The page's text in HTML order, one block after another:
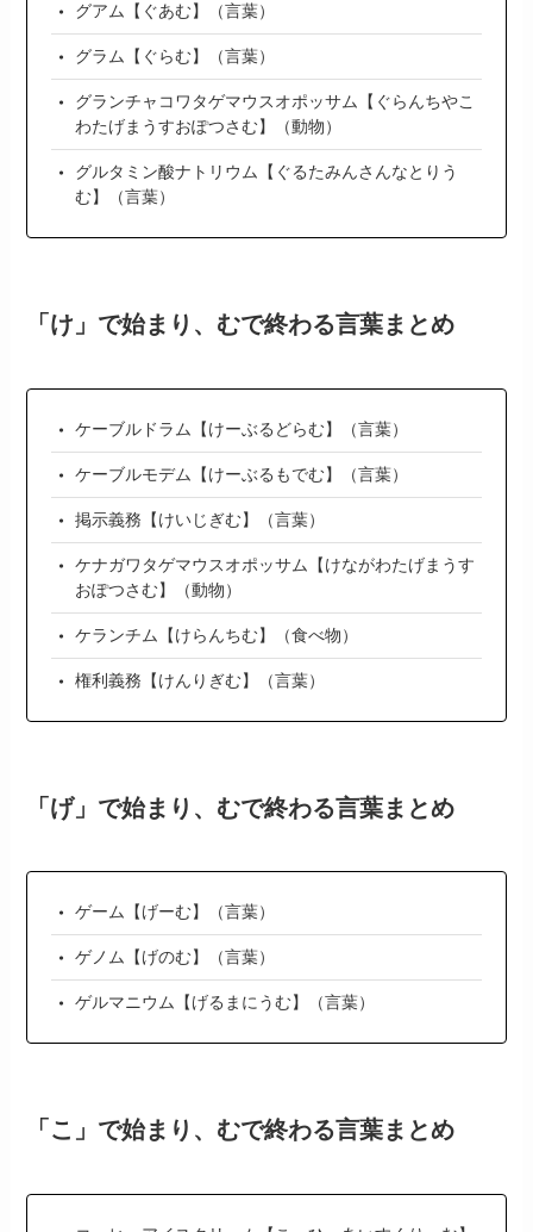
グアム【ぐあむ】（言葉）
グラム【ぐらむ】（言葉）
グランチャコワタゲマウスオポッサム【ぐらんちやこ
わたげまうすおぽつさむ】（動物）
グルタミン酸ナトリウム【ぐるたみんさんなとりう
む】（言葉）
「け」で始まり、むで終わる言葉まとめ
ケーブルドラム【けーぶるどらむ】（言葉）
ケーブルモデム【けーぶるもでむ】（言葉）
掲示義務【けいじぎむ】（言葉）
ケナガワタゲマウスオポッサム【けながわたげまうす
おぽつさむ】（動物）
ケランチム【けらんちむ】（食べ物）
権利義務【けんりぎむ】（言葉）
「げ」で始まり、むで終わる言葉まとめ
ゲーム【げーむ】（言葉）
ゲノム【げのむ】（言葉）
ゲルマニウム【げるまにうむ】（言葉）
「こ」で始まり、むで終わる言葉まとめ